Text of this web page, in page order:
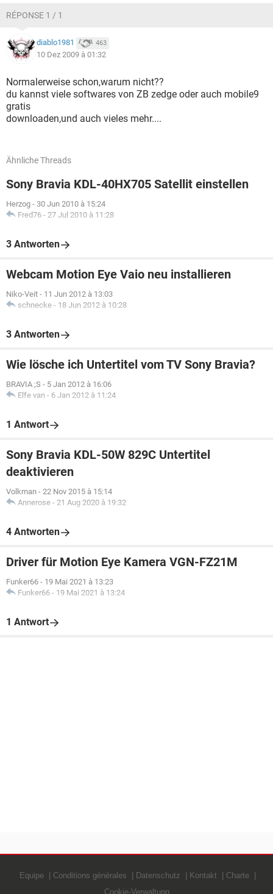
RÉPONSE 1 / 1
diablo1981 463
10 Dez 2009 à 01:32
Normalerweise schon,warum nicht??
du kannst viele softwares von ZB zedge oder auch mobile9
gratis
downloaden,und auch vieles mehr....
Ähnliche Threads
Sony Bravia KDL-40HX705 Satellit einstellen
Herzog - 30 Jun 2010 à 15:24
Fred76 - 27 Jul 2010 à 11:28
3 Antworten
Webcam Motion Eye Vaio neu installieren
Niko-Veit - 11 Jun 2012 à 13:03
schnecke - 18 Jun 2012 à 10:28
3 Antworten
Wie lösche ich Untertitel vom TV Sony Bravia?
BRAVIA ;S - 5 Jan 2012 à 16:06
Elfe van - 6 Jan 2012 à 11:24
1 Antwort
Sony Bravia KDL-50W 829C Untertitel
deaktivieren
Volkman - 22 Nov 2015 à 15:14
Annerose - 21 Aug 2020 à 19:32
4 Antworten
Driver für Motion Eye Kamera VGN-FZ21M
Funker66 - 19 Mai 2021 à 13:23
Funker66 - 19 Mai 2021 à 13:24
1 Antwort
Equipe Conditions générales Datenschutz Kontakt
Charte
Cookie-Verwaltung